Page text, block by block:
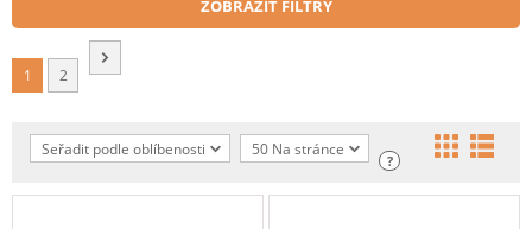
ZOBRAZIT FILTRY
1 2
Seřadit podle oblíbenosti 50 Na stránce
?